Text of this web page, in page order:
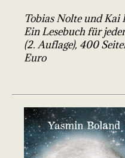
Tobias Nolte und Kai
Ein Lesebuch für
(2. Auflage), 400
Euro